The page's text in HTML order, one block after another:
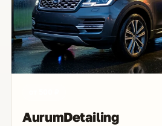
AurumDetailing